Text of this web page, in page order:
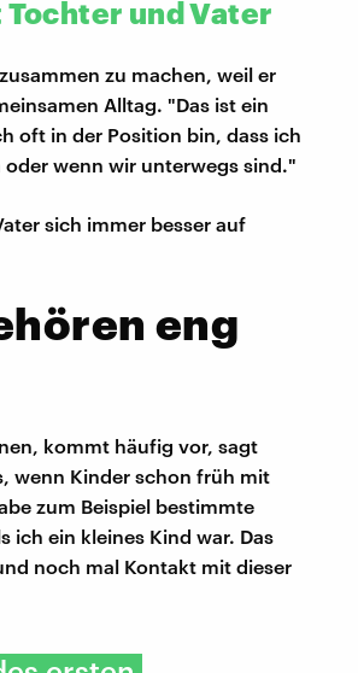
und Vater
zu machen, weil er
Alltag. "Das ist ein
oft in der Position bin, dass ich
wenn wir unterwegs sind."
sich immer besser auf
eng
kommt häufig vor, sagt
wenn Kinder schon früh mit
zum Beispiel bestimmte
ich ein kleines Kind war. Das
noch mal Kontakt mit dieser